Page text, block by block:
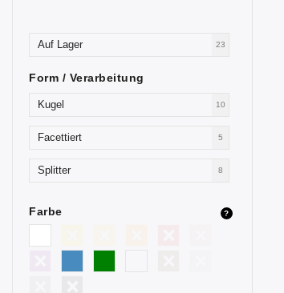
Auf Lager 23
Form / Verarbeitung
Kugel 10
Facettiert 5
Splitter 8
Farbe ?